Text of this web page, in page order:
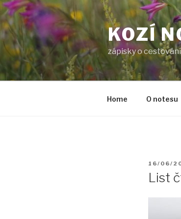
Přejít
k
obsahu
webu
KOZÍ
zápisky o
Home O notesu
16/06/
List